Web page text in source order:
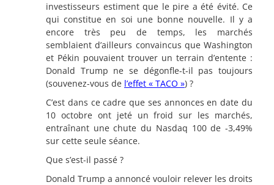
investisseurs estiment que le pire a été évité. Ce
qui constitue en soi une bonne nouvelle. Il y a
encore très peu de temps, les marchés
semblaient d’ailleurs convaincus que Washington
et Pékin pouvaient trouver un terrain d’entente :
Donald Trump ne se dégonfle-t-il pas toujours
(souvenez-vous de l’effet « TACO ») ?
C’est dans ce cadre que ses annonces en date du
10 octobre ont jeté un froid sur les marchés,
entraînant une chute du Nasdaq 100 de -3,49%
sur cette seule séance.
Que s’est-il passé ?
Donald Trump a annoncé vouloir relever les droits